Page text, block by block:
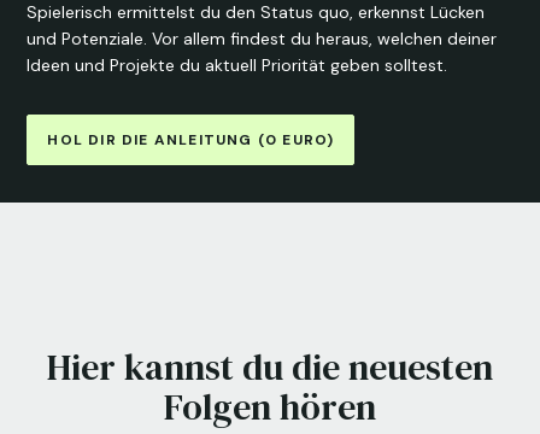
Spielerisch ermittelst du den Status quo, erkennst Lücken
und Potenziale. Vor allem findest du heraus, welchen deiner
Ideen und Projekte du aktuell Priorität geben solltest.
HOL DIR DIE ANLEITUNG (0 EURO)
Hier kannst du die neuesten
Folgen hören